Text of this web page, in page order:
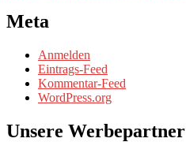
Meta
Anmelden
Eintrags-Feed
Kommentar-Feed
WordPress.org
Unsere Werbepartner